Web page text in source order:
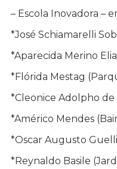
– Escola Inovadora –
*José Schiamarelli
*Aparecida Merino
*Flórida Mestag
*Cleonice Adolpho de
*Américo Mendes
*Oscar Augusto
*Reynaldo Basile